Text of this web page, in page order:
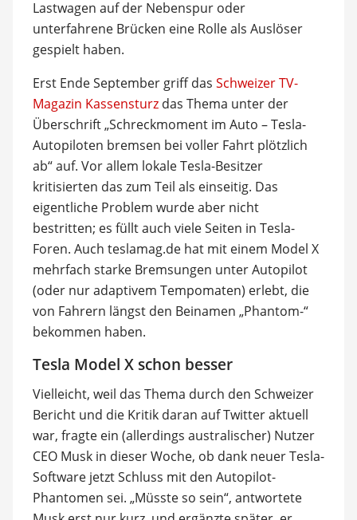
Lastwagen auf der Nebenspur oder
unterfahrene Brücken eine Rolle als Auslöser
gespielt haben.
Erst Ende September griff das Schweizer TV-
Magazin Kassensturzdas Thema unter der
Überschrift „Schreckmoment im Auto – Tesla-
Autopiloten bremsen bei voller Fahrt plötzlich
ab“ auf. Vor allem lokale Tesla-Besitzer
kritisierten das zum Teil als einseitig. Das
eigentliche Problem wurde aber nicht
bestritten; es füllt auch viele Seiten in Tesla-
Foren. Auch teslamag.de hat mit einem Model X
mehrfach starke Bremsungen unter Autopilot
(oder nur adaptivem Tempomaten) erlebt, die
von Fahrern längst den Beinamen „Phantom-“
bekommen haben.
Tesla Model X schon besser
Vielleicht, weil das Thema durch den Schweizer
Bericht und die Kritik daran auf Twitter aktuell
war, fragte ein (allerdings australischer) Nutzer
CEO Musk in dieser Woche, ob dank neuer Tesla-
Software jetzt Schluss mit den Autopilot-
Phantomen sei. „Müsste so sein“, antwortete